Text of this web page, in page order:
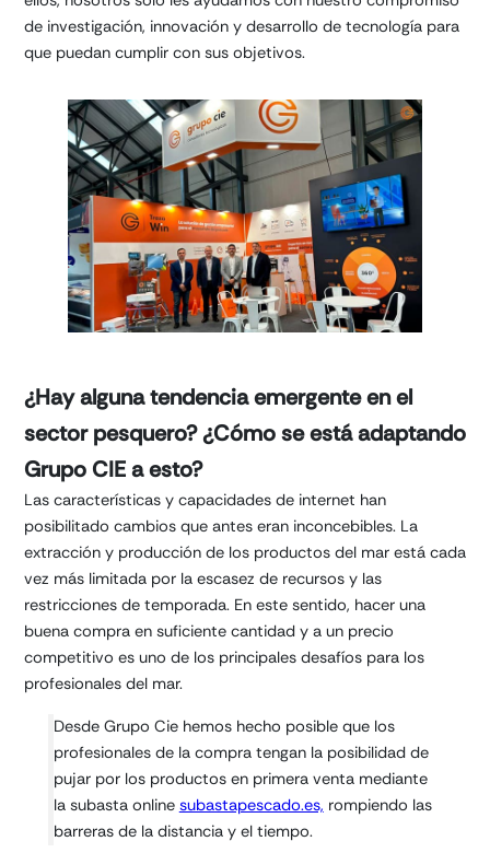
de investigación, innovación y desarrollo de tecnología para
que puedan cumplir con sus objetivos.
¿Hay alguna tendencia emergente en el
sector pesquero? ¿Cómo se está adaptando
Grupo CIE a esto?
Las características y capacidades de internet han
posibilitado cambios que antes eran inconcebibles. La
extracción y producción de los productos del mar está cada
vez más limitada por la escasez de recursos y las
restricciones de temporada. En este sentido, hacer una
buena compra en suficiente cantidad y a un precio
competitivo es uno de los principales desafíos para los
profesionales del mar.
Desde Grupo Cie hemos hecho posible que los
profesionales de la compra tengan la posibilidad de
pujar por los productos en primera venta mediante
la subasta online subastapescado.es, rompiendo las
barreras de la distancia y el tiempo.